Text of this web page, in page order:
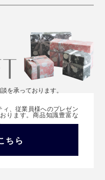
を承っております。
、従業員様へのプレゼン
ります。商品知識豊富な
ちら